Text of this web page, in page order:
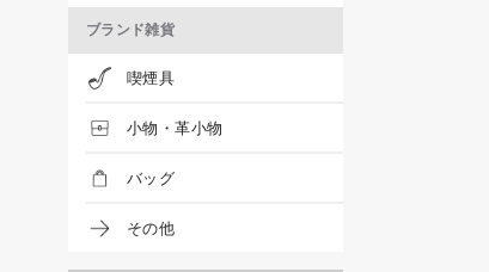
ブランド雑貨
喫煙具
小物・革小物
バッグ
その他